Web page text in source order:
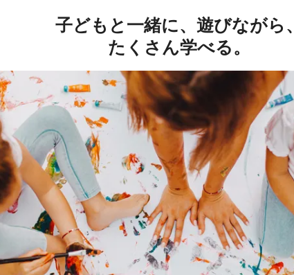
子どもと一緒に、遊びながら、
たくさん学べる。